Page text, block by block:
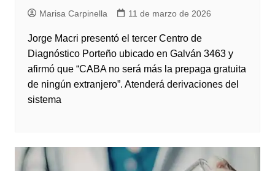
Marisa Carpinella 11 de marzo de 2026
Jorge Macri presentó el tercer Centro de
Diagnóstico Porteño ubicado en Galván 3463 y
afirmó que “CABA no será más la prepaga gratuita
de ningún extranjero”. Atenderá derivaciones del
sistema